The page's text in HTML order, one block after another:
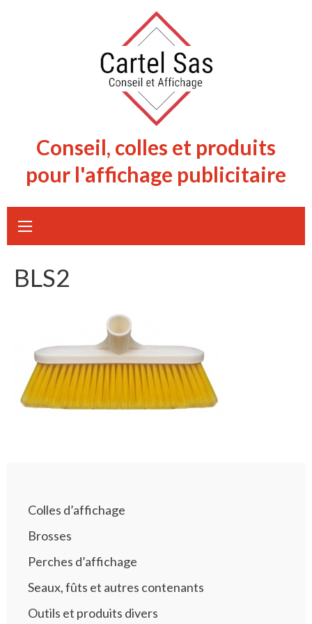
Conseil, colles et produits
pour l'affichage publicitaire
BLS2
Colles d’affichage
Brosses
Perches d’affichage
Seaux, fûts et autres contenants
Outils et produits divers